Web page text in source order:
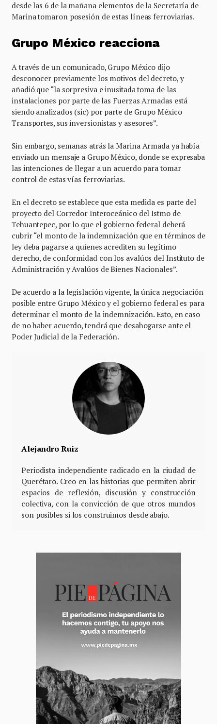
desde las 6 de la mañana elementos de la Secretaría de
Marina tomaron posesión de estas líneas ferroviarias.
Grupo México reacciona
A través de un comunicado, Grupo México dijo
desconocer previamente los motivos del decreto, y
añadió que “la sorpresiva e inusitada toma de las
instalaciones por parte de las Fuerzas Armadas está
siendo analizados (sic) por parte de Grupo México
Transportes, sus inversionistas y asesores”.
Sin embargo, semanas atrás la Marina Armada ya había
enviado un mensaje a Grupo México, donde se expresaba
las intenciones de llegar a un acuerdo para tomar
control de estas vías ferroviarias.
En el decreto se establece que esta medida es parte del
proyecto del Corredor Interoceánico del Istmo de
Tehuantepec, por lo que el gobierno federal deberá
cubrir “el monto de la indemnización que en términos de
ley deba pagarse a quienes acrediten su legítimo
derecho, de conformidad con los avalúos del Instituto de
Administración y Avalúos de Bienes Nacionales”.
De acuerdo a la legislación vigente, la única negociación
posible entre Grupo México y el gobierno federal es para
determinar el monto de la indemnización. Esto, en caso
de no haber acuerdo, tendrá que desahogarse ante el
Poder Judicial de la Federación.
Alejandro Ruiz
Periodista independiente radicado en la ciudad de
Querétaro. Creo en las historias que permiten abrir
espacios de reflexión, discusión y construcción
colectiva, con la convicción de que otros mundos
son posibles si los construimos desde abajo.